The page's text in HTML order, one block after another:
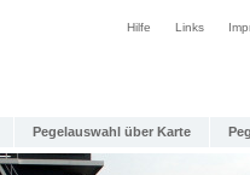
Hilfe Links
Pegelauswahl über Karte